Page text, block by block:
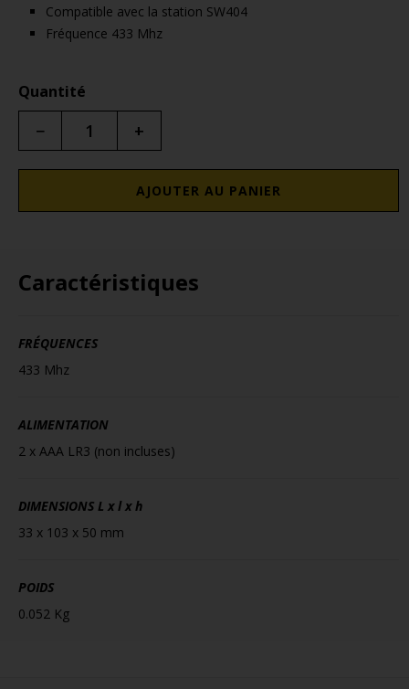
Compatible avec la station SW404
Fréquence 433 Mhz
Quantité
− +
AJOUTER AU PANIER
Caractéristiques
FRÉQUENCES
433 Mhz
ALIMENTATION
2 x AAA LR3 (non incluses)
DIMENSIONS L x l x h
33 x 103 x 50 mm
POIDS
0.052 Kg